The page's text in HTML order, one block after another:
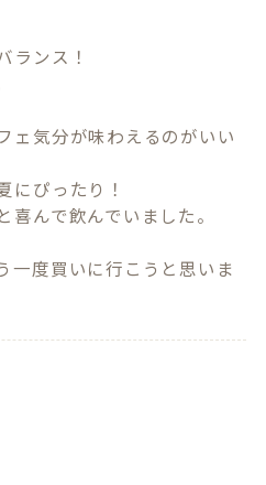
ランス！
ェ気分が味わえるのがいい
にぴったり！
んで飲んでいました。
一度買いに行こうと思いま